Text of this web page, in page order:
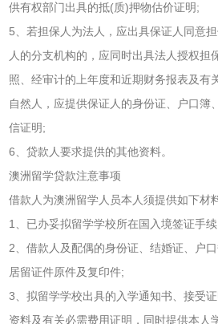
供有权部门出具的抵(质)押物估价证明;
5、若担保人为法人，应出具保证人同意
人的分支机构的，应同时出具法人授权担
照、经审计的上年度和近期财务报表及有
自然人，应提供保证人的身份证、户口簿
信证明;
6、贷款人要求提供的其他资料。
澳洲留学贷款注意事项
借款人为澳洲留学人员本人须提供如下材
1、已办妥拟留学学校所在国入境签证手
2、借款人及配偶的身份证、结婚证、户
居留证件原件及复印件;
3、拟留学学校出具的入学通知书、接受
资料及有关必需费用证明，同时提供本人